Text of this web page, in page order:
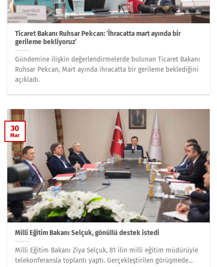
Ticaret Bakanı Ruhsar Pekcan: ‘İhracatta mart ayında bir
gerileme bekliyoruz’
Gündemine ilişkin değerlendirmelerde bulunan Ticaret Bakanı
Ruhsar Pekcan, Mart ayında ihracatta bir gerileme beklediğini
açıkladı.
Milli Eğitim Bakanı Selçuk, gönüllü destek istedi
Milli Eğitim Bakanı Ziya Selçuk, 81 ilin milli eğitim müdürüyle
telekonferansla toplantı yaptı. Gerçekleştirilen görüşmede...
30
Mar